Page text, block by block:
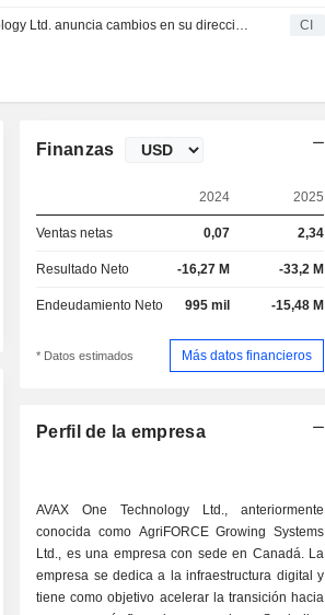
Avax One Technology Ltd. anuncia cambios en su dirección ejecutiva CI
Finanzas
2024 2025
Ventas netas 0,07 2,34
Resultado Neto -16,27 M -33,2 M
Endeudamiento Neto 995 mil -15,48 M
* Datos estimados Más datos financieros
Perfil de la empresa
AVAX One Technology Ltd., anteriormente
conocida como AgriFORCE Growing Systems
Ltd., es una empresa con sede en Canadá. La
empresa se dedica a la infraestructura digital y
tiene como objetivo acelerar la transición hacia